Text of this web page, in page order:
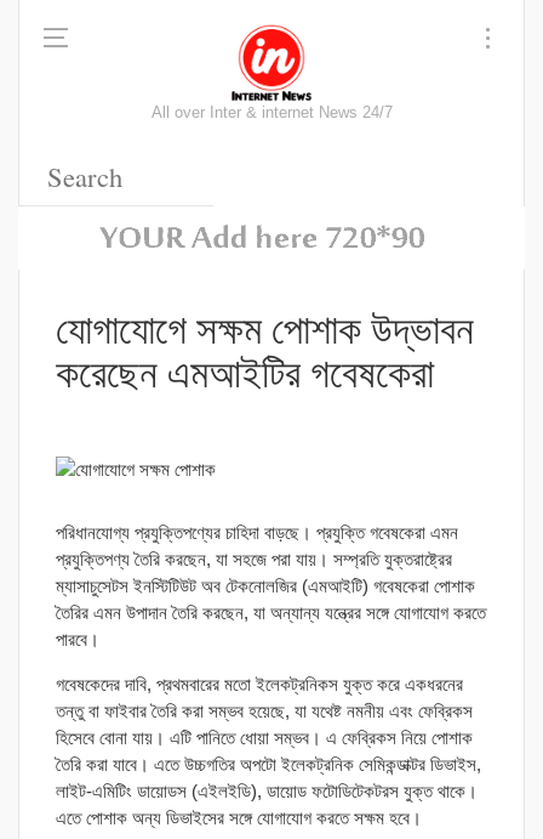
All over Inter & internet News 24/7
যোগাযোগে সক্ষম পোশাক উদ্ভাবন
করেছেন এমআইটির গবেষকেরা
পরিধানযোগ্য প্রযুক্তিপণ্যের চাহিদা বাড়ছে। প্রযুক্তি গবেষকেরা এমন
প্রযুক্তিপণ্য তৈরি করছেন, যা সহজে পরা যায়। সম্প্রতি যুক্তরাষ্ট্রের
ম্যাসাচুসেটস ইনস্টিটিউট অব টেকনোলজির (এমআইটি) গবেষকেরা পোশাক
তৈরির এমন উপাদান তৈরি করছেন, যা অন্যান্য যন্ত্রের সঙ্গে যোগাযোগ করতে
পারবে।
গবেষকেদের দাবি, প্রথমবারের মতো ইলেকট্রনিকস যুক্ত করে একধরনের
তন্তু বা ফাইবার তৈরি করা সম্ভব হয়েছে, যা যথেষ্ট নমনীয় এবং ফেব্রিকস
হিসেবে বোনা যায়। এটি পানিতে ধোয়া সম্ভব। এ ফেব্রিকস নিয়ে পোশাক
তৈরি করা যাবে। এতে উচ্চগতির অপটো ইলেকট্রনিক সেমিকন্ডাক্টর ডিভাইস,
লাইট-এমিটিং ডায়োডস (এইলইডি), ডায়োড ফটোডিটেকটরস যুক্ত থাকে।
এতে পোশাক অন্য ডিভাইসের সঙ্গে যোগাযোগ করতে সক্ষম হবে।